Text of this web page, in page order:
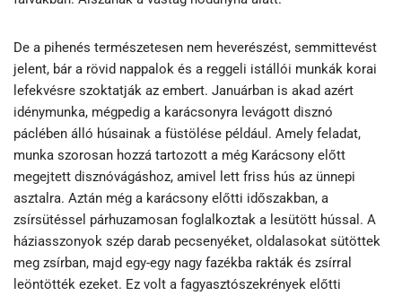
De a pihenés természetesen nem heverészést, semmittevést
jelent, bár a rövid nappalok és a reggeli istállói munkák korai
lefekvésre szoktatják az embert. Januárban is akad azért
idénymunka, mégpedig a karácsonyra levágott disznó
páclében álló húsainak a füstölése például. Amely feladat,
munka szorosan hozzá tartozott a még Karácsony előtt
megejtett disznóvágáshoz, amivel lett friss hús az ünnepi
asztalra. Aztán még a karácsony előtti időszakban, a
zsírsütéssel párhuzamosan foglalkoztak a lesütött hússal. A
háziasszonyok szép darab pecsenyéket, oldalasokat sütöttek
meg zsírban, majd egy-egy nagy fazékba rakták és zsírral
leöntötték ezeket. Ez volt a fagyasztószekrények előtti